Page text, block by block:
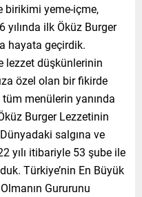
birikimi yeme-içme,
yılında ilk Öküz Burger
hayata geçirdik.
lezzet düşkünlerinin
özel olan bir fikirde
tüm menülerin yanında
Burger Lezzetinin
salgına ve
yılı itibariyle 53 şube ile
Türkiye’nin En Büyük
Gururunu